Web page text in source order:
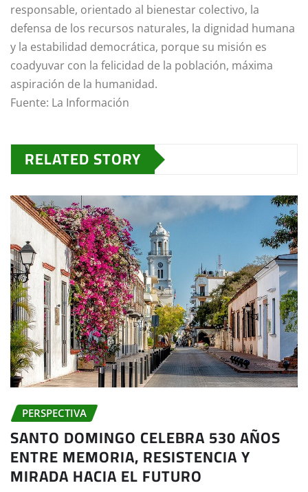
responsable, orientado al bienestar colectivo, la
defensa de los recursos naturales, la dignidad humana
y la estabilidad democrática, porque su misión es
coadyuvar con la felicidad de la población, máxima
aspiración de la humanidad.
Fuente: La Información
RELATED STORY
PERSPECTIVA
SANTO DOMINGO CELEBRA 530 AÑOS
ENTRE MEMORIA, RESISTENCIA Y
MIRADA HACIA EL FUTURO